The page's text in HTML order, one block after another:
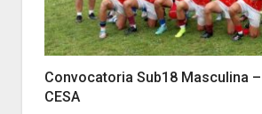
Convocatoria Sub18 Masculina
CESA